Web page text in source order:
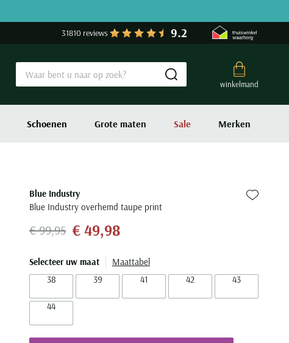
31810 reviews 9.2
winkelmand
Submit search
Schoenen Grote maten Sale Merken
Blue Industry
Blue Industry overhemd taupe print
Zet bij
€ 99,95 € 49,98
Selecteer uw maat
Maattabel
38
39 41 42 43
44